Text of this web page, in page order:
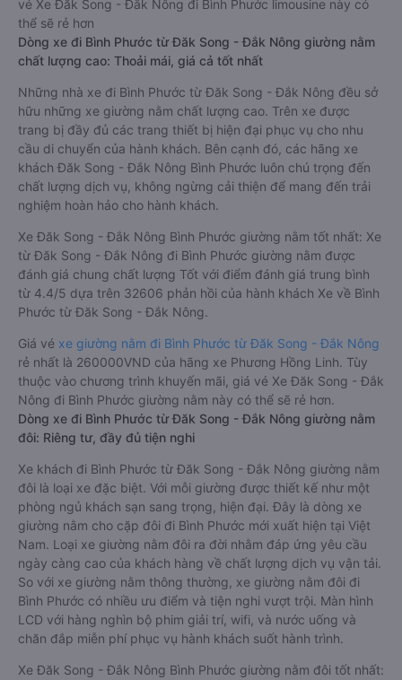
vé Xe Đăk Song - Đắk Nông đi Bình Phước limousine này có
thể sẽ rẻ hơn
Dòng xe đi Bình Phước từ Đăk Song - Đắk Nông giường nằm
chất lượng cao: Thoải mái, giá cả tốt nhất
Những nhà xe đi Bình Phước từ Đăk Song - Đắk Nông đều sở
hữu những xe giường nằm chất lượng cao. Trên xe được
trang bị đầy đủ các trang thiết bị hiện đại phục vụ cho nhu
cầu di chuyển của hành khách. Bên cạnh đó, các hãng xe
khách Đăk Song - Đắk Nông Bình Phước luôn chú trọng đến
chất lượng dịch vụ, không ngừng cải thiện để mang đến trải
nghiệm hoàn hảo cho hành khách.
Xe Đăk Song - Đắk Nông Bình Phước giường nằm tốt nhất: Xe
từ Đăk Song - Đắk Nông đi Bình Phước giường nằm được
đánh giá chung chất lượng Tốt với điểm đánh giá trung bình
từ 4.4/5 dựa trên 32606 phản hồi của hành khách Xe về Bình
Phước từ Đăk Song - Đắk Nông.
Giá vé xe giường nằm đi Bình Phước từ Đăk Song - Đắk Nông
rẻ nhất là 260000VND của hãng xe Phương Hồng Linh. Tùy
thuộc vào chương trình khuyến mãi, giá vé Xe Đăk Song - Đắk
Nông đi Bình Phước giường nằm này có thể sẽ rẻ hơn.
Dòng xe đi Bình Phước từ Đăk Song - Đắk Nông giường nằm
đôi: Riêng tư, đầy đủ tiện nghi
Xe khách đi Bình Phước từ Đăk Song - Đắk Nông giường nằm
đôi là loại xe đặc biệt. Với mỗi giường được thiết kế như một
phòng ngủ khách sạn sang trọng, hiện đại. Đây là dòng xe
giường nằm cho cặp đôi đi Bình Phước mới xuất hiện tại Việt
Nam. Loại xe giường nằm đôi ra đời nhằm đáp ứng yêu cầu
ngày càng cao của khách hàng về chất lượng dịch vụ vận tải.
So với xe giường nằm thông thường, xe giường nằm đôi đi
Bình Phước có nhiều ưu điểm và tiện nghi vượt trội. Màn hình
LCD với hàng nghìn bộ phim giải trí, wifi, và nước uống và
chăn đắp miễn phí phục vụ hành khách suốt hành trình.
Xe Đăk Song - Đắk Nông Bình Phước giường nằm đôi tốt nhất: